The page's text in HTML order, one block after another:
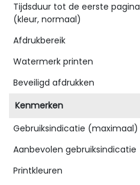
Tijdsduur tot de eerste pagina
(kleur, normaal)
Afdrukbereik
Watermerk printen
Beveiligd afdrukken
Kenmerken
Gebruiksindicatie (maximaal)
Aanbevolen gebruiksindicatie
Printkleuren